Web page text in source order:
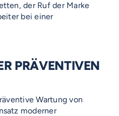
der Ruf der Marke
bei einer
PRÄVENTIVEN
Wartung von
moderner